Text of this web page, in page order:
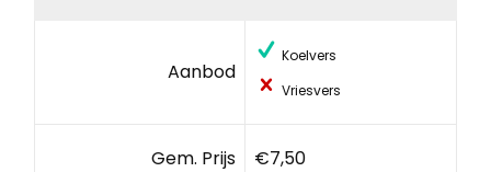
Aanbod
Koelvers
Vriesvers
Gem. Prijs €7,50